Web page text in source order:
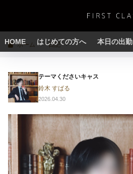
HOME はじめての方へ 本日の出勤
ホーム 日記
テーマくださいキャス
鈴木 すばる
2026.04.30